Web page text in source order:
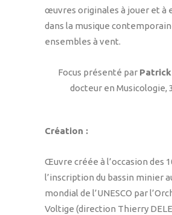
œuvres originales à jouer et à
dans la musique
ensembles à vent.
Focus présenté par Patrick
docteur en Musicologie,
Création :
Œuvre créée à l’occasion des
l’inscription du bassin minier
mondial de l’UNESCO par
Voltige (direction Thierry